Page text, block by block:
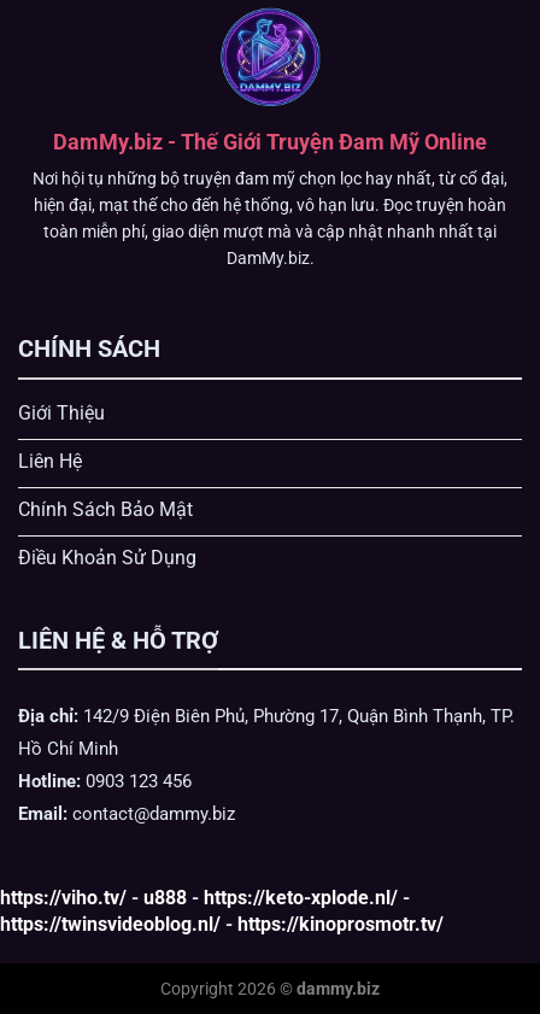
DamMy.biz - Thế Giới Truyện Đam Mỹ Online
Nơi hội tụ những bộ truyện đam mỹ chọn lọc hay nhất, từ cổ đại,
hiện đại, mạt thế cho đến hệ thống, vô hạn lưu. Đọc truyện hoàn
toàn miễn phí, giao diện mượt mà và cập nhật nhanh nhất tại
DamMy.biz.
CHÍNH SÁCH
Giới Thiệu
Liên Hệ
Chính Sách Bảo Mật
Điều Khoản Sử Dụng
LIÊN HỆ & HỖ TRỢ
Địa chỉ: 142/9 Điện Biên Phủ, Phường 17, Quận Bình Thạnh, TP.
Hồ Chí Minh
Hotline: 0903 123 456
Email: contact@dammy.biz
https://viho.tv/ - u888 - https://keto-xplode.nl/ -
https://twinsvideoblog.nl/ - https://kinoprosmotr.tv/
Copyright 2026 ©dammy.biz